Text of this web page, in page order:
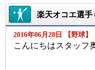
楽天オコエ選
2016年06月28日 【野球】
こんにちはスタッフ